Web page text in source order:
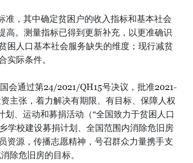
准，其中确定贫困户的收入指标和基本社会
高。测量指标已得到更新补充，以更准确识
困人口基本社会服务缺失的维度；现行减贫
实际条件。
会通过第24/2021/QH15号决议，批准2021-
主张，着力解决有期限、有目标、保障人权
、运动和募捐活动（“全国致力于贫困人口
校建设募捐计划、全国范围内消除危旧房
资源，传播志愿精神，号召群众力量携手支
除危旧房的目标。